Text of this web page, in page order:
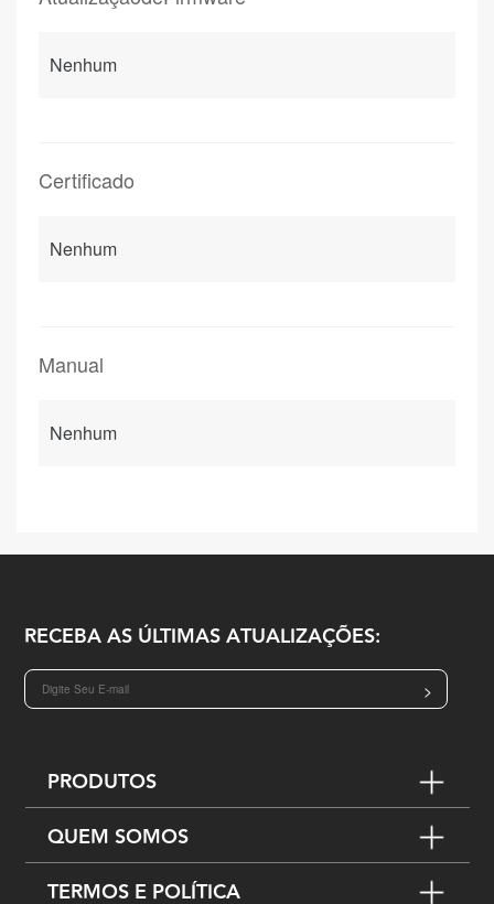
Nenhum
Certificado
Nenhum
Manual
Nenhum
RECEBA AS ÚLTIMAS ATUALIZAÇÕES:
>
PRODUTOS
QUEM SOMOS
TERMOS E POLÍTICA